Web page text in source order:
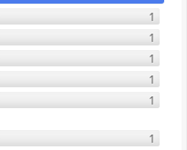
1
1
1
1
1
1